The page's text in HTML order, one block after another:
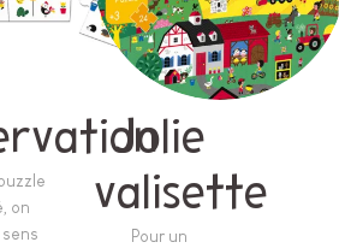
on
Jolie
valisette
Pour un